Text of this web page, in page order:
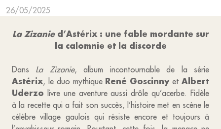
26/05/2025
La Zizanied’Astérix : une fable mordante sur
la calomnie et la discorde
Dans La Zizanie, album incontournable de la série
Astérix, le duo mythique René GoscinnyetAlbert
Uderzo livre une aventure aussi drôle qu’acerbe. Fidèle
à la recette qui a fait son succès, l’histoire met en scène le
célèbre village gaulois qui résiste encore et toujours à